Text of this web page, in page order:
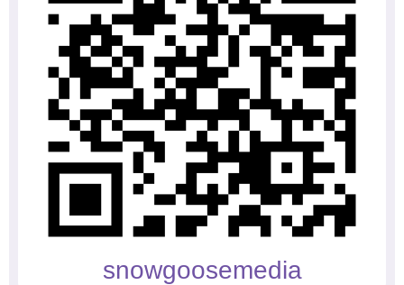
snowgoosemedia